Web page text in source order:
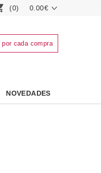
(0) 0.00€
por cada compra
NOVEDADES